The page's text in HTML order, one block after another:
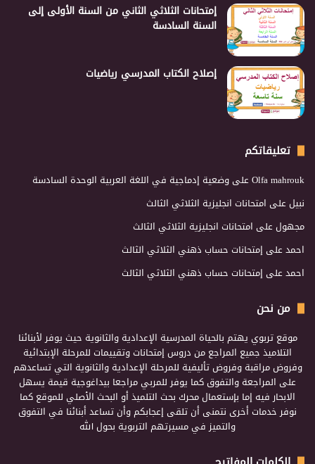
إمتحانات الثلاثي الثاني من السنة الأولى إلى
السنة السادسة
إصلاح الكتاب المدرسي رياضيات
تعليقاتكم
Olfa mahroukعلى وضعية إدماجية في اللغة العربية الوحدة السادسة
نبيلعلى امتحانات انجليزية الثلاثي الثالث
مجهولعلى امتحانات انجليزية الثلاثي الثالث
احمدعلى إمتحانات حساب ذهني الثلاثي الثالث
احمدعلى إمتحانات حساب ذهني الثلاثي الثالث
من نحن
موقع تربوي يهتم بالحياة المدرسية الإعدادية والثانوية حيث يوفر لأبنائنا
التلاميذ جميع المراجع من دروس إمتحانات وتقييمات للمرحلة الإبتدائية
وفروض مراقبة وفروض تأليفية للمرحلة الإعدادية والثانوية التي تساعدهم
على المراجعة والتفوق كما يوفر للمربي مراجعا بيداغوجية قيمة يسهل
الابحار فيه إما بإستعمال محرك بحث التلميذ أو البحث الأصلي للموقع كما
نوفر خدمات أخرى نتمنى أن تلقى إعجابكم وأن تساعد أبنائنا في التفوق
والتميز في مسيرتهم التربوية بحول الله